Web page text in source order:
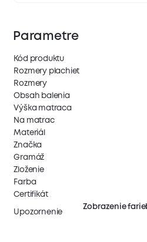
Parametre
Kód produktu
Rozmery plachiet
Rozmery
Obsah balenia
Výška matraca
Na matrac
Materiál
Značka
Gramáž
Zloženie
Farba
Certifikát
Upozornenie
Zobrazenie